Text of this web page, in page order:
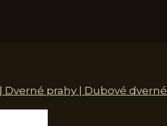
Dverné prahy | Dubové